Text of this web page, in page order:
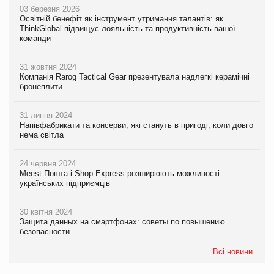
03 березня 2026
Освітній бенефіт як інструмент утримання талантів: як
ThinkGlobal підвищує лояльність та продуктивність вашої
команди
31 жовтня 2024
Компанія Rarog Tactical Gear презентувала надлегкі керамічні
бронеплити
31 липня 2024
Напівфабрикати та консерви, які стануть в пригоді, коли довго
нема світла
24 червня 2024
Meest Пошта і Shop-Express розширюють можливості
українських підприємців
30 квітня 2024
Защита данных на смартфонах: советы по повышению
безопасности
Всі новини